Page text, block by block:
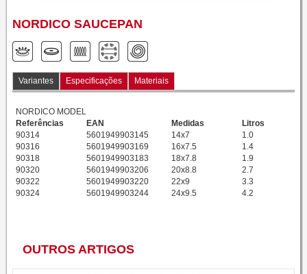
NORDICO SAUCEPAN
Variantes Especificações Materiais
NORDICO MODEL
Referências
90314
EAN
5601949903145
Medidas
14x7
Litros
1.0
90316
5601949903169 16x7.5
1.4
90318
5601949903183 18x7.8
1.9
90320
5601949903206 20x8.8
2.7
90322
5601949903220 22x9
3.3
90324
5601949903244 24x9.5 4.2
OUTROS ARTIGOS